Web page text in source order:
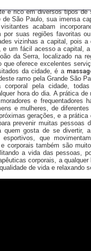
de diferentes países do
e rico em diversos tipos de
São Paulo, sua imensa
acabam
suas regiões favoritas
vizinhas a capital, pois a
e um fácil acesso a capital,
da Serra, localizado na
oferece excelentes
da cidade, é a
ramo pela Grande São
corporal pela cidade,
hora do dia. A prática de
e frequentadores
e mulheres, de
gerações, e a prática
prevenir muitas pessoas
gosta de se divertir,
que
corporais também são
a vida das pessoas,
corporais, a qualquer
de vida e relaxando